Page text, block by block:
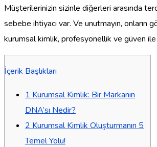
Müşterilerinizin sizinle diğerleri arasında
sebebe ihtiyacı var. Ve unutmayın, onların
kurumsal kimlik, profesyonellik ve güven
İçerik Başlıkları
1 Kurumsal Kimlik: Bir Markanın
DNA’sı Nedir?
2 Kurumsal Kimlik Oluşturmanın 5
Temel Yolu!